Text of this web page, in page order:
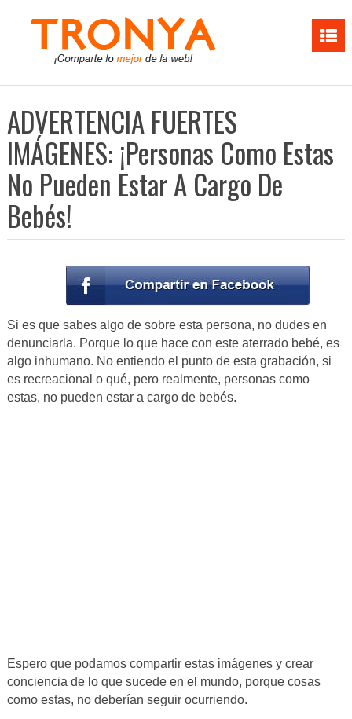
ADVERTENCIA FUERTES
IMÁGENES: ¡Personas Como Estas
No Pueden Estar A Cargo De
Bebés!
Si es que sabes algo de sobre esta persona, no dudes en
denunciarla. Porque lo que hace con este aterrado bebé, es
algo inhumano. No entiendo el punto de esta grabación, si
es recreacional o qué, pero realmente, personas como
estas, no pueden estar a cargo de bebés.
Espero que podamos compartir estas imágenes y crear
conciencia de lo que sucede en el mundo, porque cosas
como estas, no deberían seguir ocurriendo.